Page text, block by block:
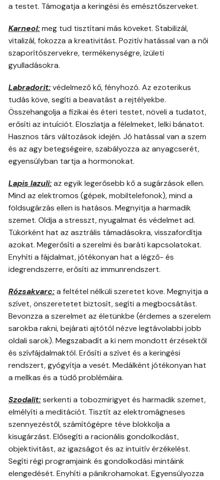
a testet. Támogatja a keringési és emésztőszerveket.
Karneol:meg tud tisztítani más köveket. Stabilizál,
vitalizál, fokozza a kreativitást. Pozitív hatással van a női
szaporítószervekre, termékenységre, ízületi
gyulladásokra.
Labradorit:védelmező kő, fényhozó. Az ezoterikus
tudás köve, segíti a beavatást a rejtélyekbe.
Összehangolja a fizikai és éteri testet, növeli a tudatot,
erősíti az intuíciót. Eloszlatja a félelmeket, lelki bánatot.
Hasznos társ változások idején. Jó hatással van a szem
és az agy betegségeire, szabályozza az anyagcserét,
egyensúlyban tartja a hormonokat.
Lapis lazuli:az egyik legerősebb kő a sugárzások ellen.
Mind az elektromos (gépek, mobiltelefonok), mind a
földsugárzás ellen is hatásos. Megnyitja a harmadik
szemet. Oldja a stresszt, nyugalmat és védelmet ad.
Tükörként hat az asztrális támadásokra, visszafordítja
azokat. Megerősíti a szerelmi és baráti kapcsolatokat.
Enyhíti a fájdalmat, jótékonyan hat a légző- és
idegrendszerre, erősíti az immunrendszert.
Rózsakvarc:a feltétel nélküli szeretet köve. Megnyitja a
szívet, önszeretetet biztosít, segíti a megbocsátást.
Bevonzza a szerelmet az életünkbe (érdemes a szerelem
sarokba rakni, bejárati ajtótól nézve legtávolabbi jobb
oldali sarok). Megszabadít a ki nem mondott érzésektől
és szívfájdalmaktól. Erősíti a szívet és a keringési
rendszert, gyógyítja a vesét. Medálként jótékonyan hat
a mellkas és a tüdő problémáira.
Szodalit:serkenti a tobozmirigyet és harmadik szemet,
elmélyíti a meditációt. Tisztít az elektromágneses
szennyezéstől, számítógépre téve blokkolja a
kisugárzást. Elősegíti a racionális gondolkodást,
objektivitást, az igazságot és az intuitív érzékelést.
Segíti régi programjaink és gondolkodási mintáink
elengedését. Enyhíti a pánikrohamokat. Egyensúlyozza